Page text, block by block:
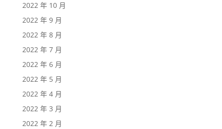
2022 年 10 月
2022 年 9 月
2022 年 8 月
2022 年 7 月
2022 年 6 月
2022 年 5 月
2022 年 4 月
2022 年 3 月
2022 年 2 月